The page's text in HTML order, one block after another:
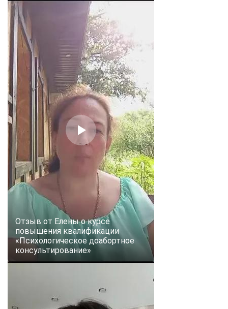
Отзыв от Елены о курсе
повышения квалификации
«Психологическое доабортное
консультирование»
online
Мессенджеры
Свяжитесь с нами через любой удобный мессенджер!
WhatsApp
Vkontakte EMail